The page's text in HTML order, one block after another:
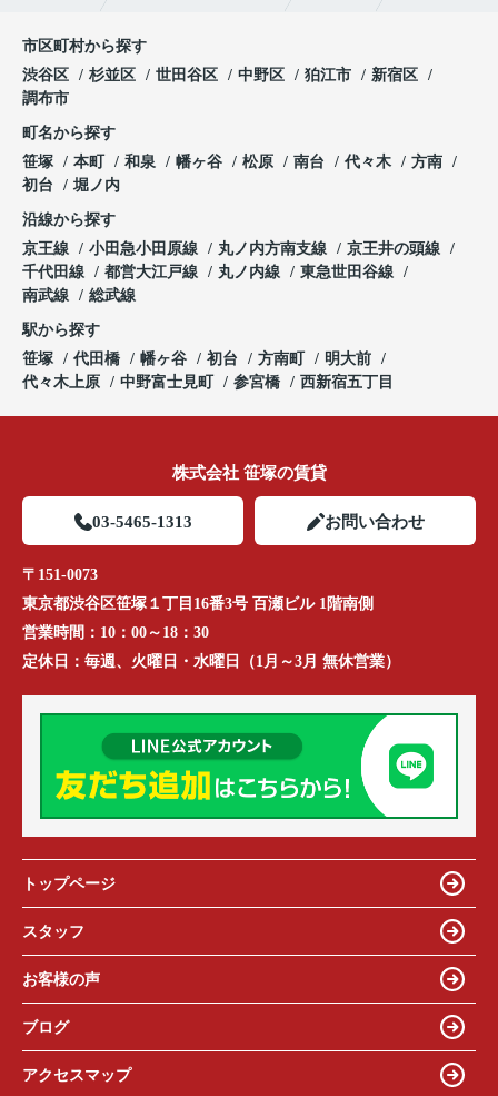
市区町村から探す
渋谷区
杉並区 世田谷区 中野区 狛江市
新宿区
調布市
町名から探す
笹塚
本町 和泉 幡ヶ谷 松原 南台 代々木
方南
初台
堀ノ内
沿線から探す
京王線
小田急小田原線 丸ノ内方南支線
京王井の頭線
千代田線
都営大江戸線 丸ノ内線
東急世田谷線
南武線
総武線
駅から探す
笹塚
代田橋 幡ヶ谷 初台 方南町
明大前
代々木上原
中野富士見町 参宮橋 西新宿五丁目
株式会社 笹塚の賃貸
03-5465-1313 お問い合わせ
〒151-0073
東京都渋谷区笹塚１丁目16番3号 百瀬ビル 1階南側
営業時間： 10：00～18：30
定休日： 毎週、火曜日・水曜日（1月～3月 無休営業）
トップページ
スタッフ
お客様の声
ブログ
アクセスマップ